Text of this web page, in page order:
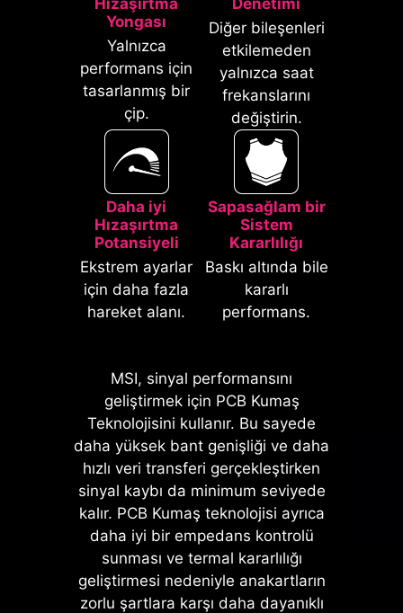
Yongası
Yalnızca
performans için
tasarlanmış bir
çip.
Diğer bileşenleri
etkilemeden
yalnızca saat
frekanslarını
değiştirin.
Daha iyi
Hızaşırtma
Potansiyeli
Ekstrem ayarlar
için daha fazla
hareket alanı.
Sapasağlam bir
Sistem
Kararlılığı
Baskı altında bile
kararlı
performans.
MSI, sinyal performansını
geliştirmek için PCB Kumaş
Teknolojisini kullanır. Bu sayede
daha yüksek bant genişliği ve daha
hızlı veri transferi gerçekleştirken
sinyal kaybı da minimum seviyede
kalır. PCB Kumaş teknolojisi ayrıca
daha iyi bir empedans kontrolü
sunması ve termal kararlılığı
geliştirmesi nedeniyle anakartların
zorlu şartlara karşı daha dayanıklı
*AGESA 1.2.0.2b üzeri BIOS sürümlerini
destekler.
elektrik ve elektromanyetik girişim
gürültüsüne karşı koruma sağlar ve
geleneksel G/Ç panellerine göre çok
daha dayanıklıdır.
* Görseller yalnızca temsil amaçlıdır.
MSI anakartlar, yerleşik OCP (aşırı
akım koruması) ile güvenliği ön
planda tutarken USB portları, DDR
bellekler, PWM entegreleri ve CPU
gibi yaşamsal donanımları da aşırı
akıma karşı korur. Bu savunma
mekanizması, güç dalgalanmaları
nedeniyle ortaya çıkabilecek hasar
risklerini azlatarak daha uzun vadeli